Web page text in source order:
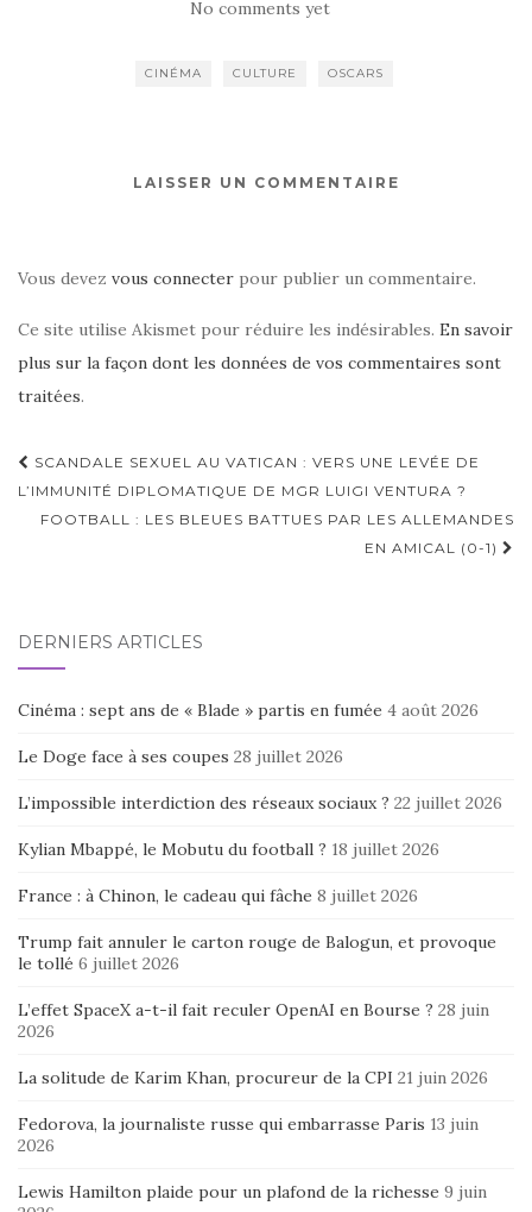
No comments yet
CINÉMA CULTURE OSCARS
LAISSER UN COMMENTAIRE
Vous devez vous connecter pour publier un commentaire.
Ce site utilise Akismet pour réduire les indésirables. En savoir
plus sur la façon dont les données de vos commentaires sont
traitées.
Navigation
d'article
SCANDALE SEXUEL AU VATICAN : VERS UNE LEVÉE DE
L’IMMUNITÉ DIPLOMATIQUE DE MGR LUIGI VENTURA ?
FOOTBALL : LES BLEUES BATTUES PAR LES ALLEMANDES
EN AMICAL (0-1)
DERNIERS ARTICLES
Cinéma : sept ans de « Blade » partis en fumée 4 août 2026
Le Doge face à ses coupes 28 juillet 2026
L’impossible interdiction des réseaux sociaux ? 22 juillet 2026
Kylian Mbappé, le Mobutu du football ? 18 juillet 2026
France : à Chinon, le cadeau qui fâche 8 juillet 2026
Trump fait annuler le carton rouge de Balogun, et provoque
le tollé 6 juillet 2026
L’effet SpaceX a-t-il fait reculer OpenAI en Bourse ? 28 juin
2026
La solitude de Karim Khan, procureur de la CPI 21 juin 2026
Fedorova, la journaliste russe qui embarrasse Paris 13 juin
2026
Lewis Hamilton plaide pour un plafond de la richesse 9 juin